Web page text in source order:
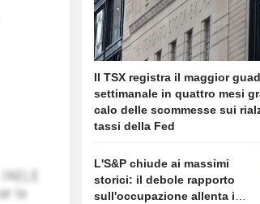
Il TSX registra il maggior
settimanale in quattro mesi
calo delle scommesse sui
tassi della Fed
L'S&P chiude ai massimi
storici: il debole rapporto
sull'occupazione allenta i